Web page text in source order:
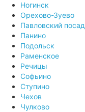
Ногинск
Орехово-Зуево
Павловский посад
Панино
Подольск
Раменское
Речицы
Софьино
Ступино
Чехов
Чулково